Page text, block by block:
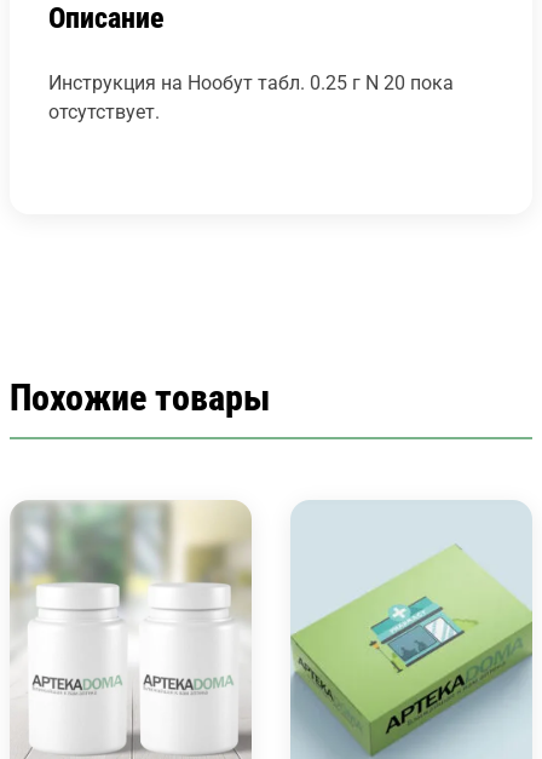
Описание
Инструкция на Нообут табл. 0.25 г N 20 пока
отсутствует.
Похожие товары